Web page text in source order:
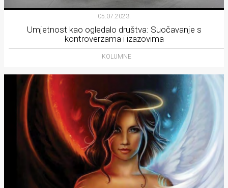
Lifestyle
Beauty
Fashion
Za
Život
05.07.2023.
Umjetnost kao ogledalo društva: Suočavanje s
kontroverzama i izazovima
KOLUMNE